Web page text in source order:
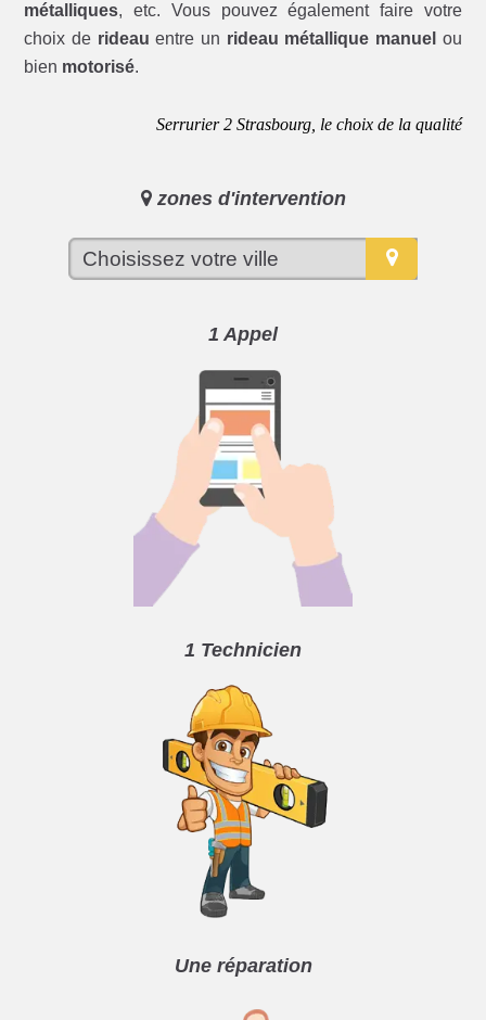
métalliques, etc. Vous pouvez également faire votre
choix de rideau entre un rideau métallique manuel ou
bien motorisé.
Serrurier 2 Strasbourg, le choix de la qualité
zones d'intervention
1 Appel
1 Technicien
Une réparation